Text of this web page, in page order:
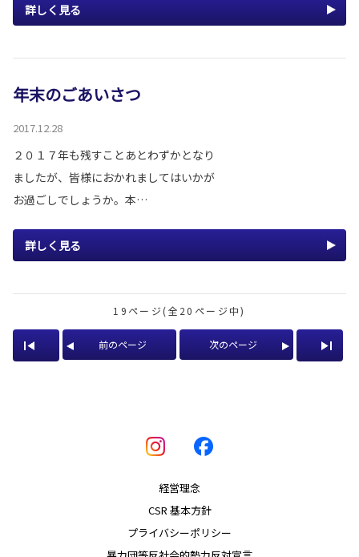
詳しく見る
年末のごあいさつ
2017.12.28
２０１７年も残すことあとわずかとなり
ましたが、皆様におかれましてはいかが
お過ごしでしょうか。本…
詳しく見る
19ページ(全20ページ中)
前のページ 次のページ
経営理念
CSR 基本方針
プライバシーポリシー